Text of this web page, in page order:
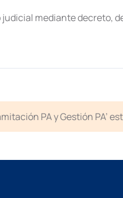
mediante decreto,
PA y Gestión PA’